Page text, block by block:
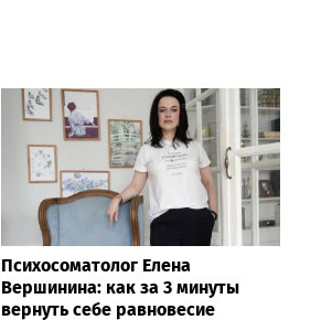
Психосоматолог Елена
Вершинина: как за 3 минуты
вернуть себе равновесие